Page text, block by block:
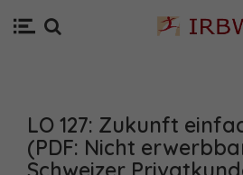
LO 127: Zukunft
(PDF: Nicht